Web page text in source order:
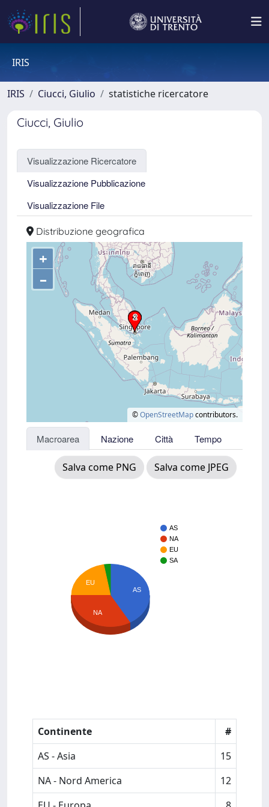
IRIS
IRIS Ciucci, Giulio statistiche ricercatore
Ciucci, Giulio
Visualizzazione Ricercatore
Visualizzazione Pubblicazione
Visualizzazione File
Distribuzione geografica
+
–
©OpenStreetMapcontributors.
Macroarea Nazione Città Tempo
Salva come PNG Salva come JPEG
AS
NA
EU
SA
AS
EU
NA
Continente
#
AS - Asia
15
NA - Nord America
12